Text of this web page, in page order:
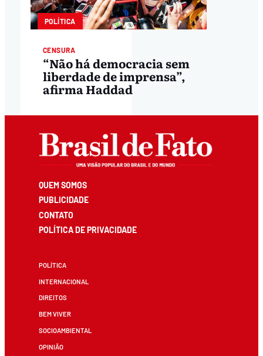
POLÍTICA
CENSURA
“Não há democracia sem
liberdade de imprensa”,
afirma Haddad
QUEM SOMOS
PUBLICIDADE
CONTATO
POLÍTICA DE PRIVACIDADE
POLÍTICA
INTERNACIONAL
DIREITOS
BEM VIVER
SOCIOAMBIENTAL
OPINIÃO